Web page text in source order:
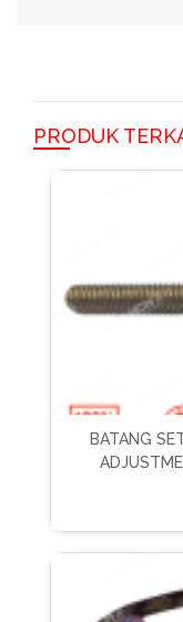
PRODUK
BATANG